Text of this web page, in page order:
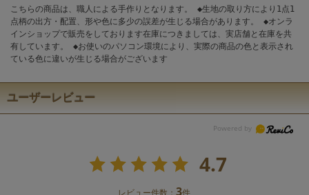
こちらの商品は、職人による手作りとなります。 ◆生地の取り方により1点1
点柄の出方・配置、形や色に多少の誤差が生じる場合があります。 ◆オンラ
インショップで販売をしております在庫につきましては、実店舗と在庫を共
有しています。 ◆お使いのパソコン環境により、実際の商品の色と表示され
ている色に違いが生じる場合がございます
ユーザーレビュー
4.7
レビュー件数：3件